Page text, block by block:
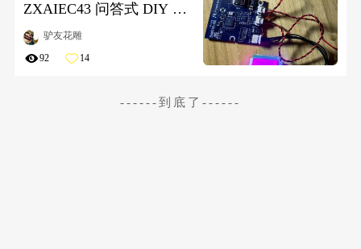
ZXAIEC43 问答式 DIY 人
工智能开发板之小程序配
置与测试音色
驴友花雕
92 14
------到底了------